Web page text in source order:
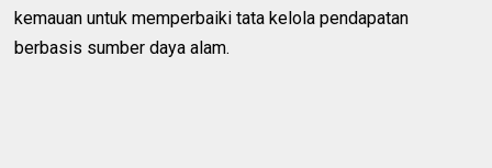
kemauan untuk memperbaiki tata kelola pendapatan
berbasis sumber daya alam.